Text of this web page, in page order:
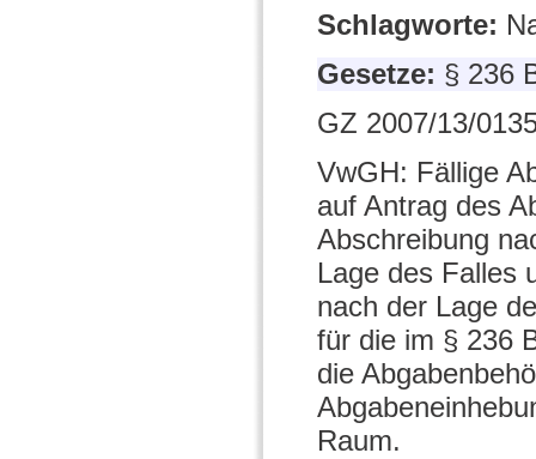
Schlagworte:
Gesetze: § 236
GZ 2007/13/
VwGH: Fällige
auf Antrag des
Abschreibung
Lage des Falles
nach der Lage
für die im § 236
die
Raum.